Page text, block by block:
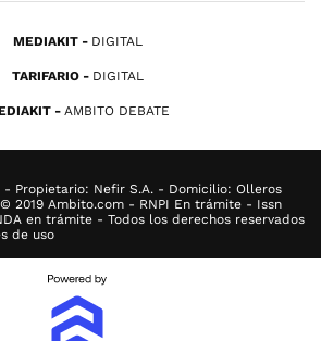
MEDIAKIT DIGITAL
TARIFARIO DIGITAL
AMBITO DEBATE
Propietario: Nefir S.A. - Domicilio: Olleros
2019 Ambito.com - RNPI En trámite - Issn
en trámite - Todos los derechos reservados
de uso